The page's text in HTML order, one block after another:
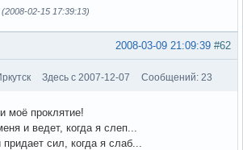
02-15 17:39:13)
#62
2008-03-09 21:09:39
Здесь с 2007-12-07 Сообщений: 23
моё проклятие!
и ведет, когда я слеп...
сил, когда я слаб...